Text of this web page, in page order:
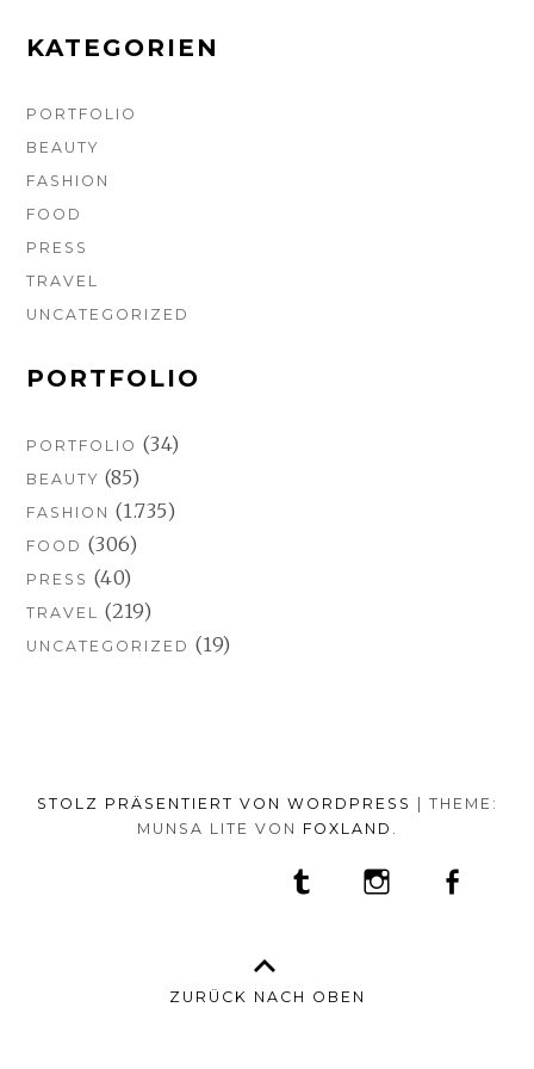
m t
KATEGORIEN
PORTFOLIO
BEAUTY
FASHION
FOOD
PRESS
TRAVEL
UNCATEGORIZED
PORTFOLIO
PORTFOLIO (34)
BEAUTY (85)
FASHION (1.735)
FOOD (306)
PRESS (40)
TRAVEL (219)
UNCATEGORIZED (19)
STOLZ PRÄSENTIERT VON WORDPRESS
THEME:
MUNSA LITE VON FOXLAND
FOOD
TUMBLR INSTAGRAM
–
IMPRINT
ZURÜCK NACH OBEN